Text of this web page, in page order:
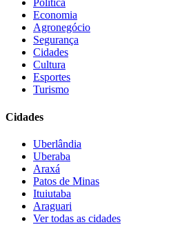
Política
Economia
Agronegócio
Segurança
Cidades
Cultura
Esportes
Turismo
Cidades
Uberlândia
Uberaba
Araxá
Patos de Minas
Ituiutaba
Araguari
Ver todas as cidades